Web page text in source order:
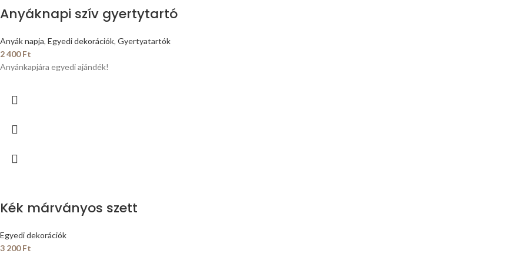
Anyáknapi szív gyertytartó
Anyák napja, Egyedi dekorációk, Gyertyatartók
2 400Ft
Anyánkapjára egyedi ajándék!
Kék márványos szett
Egyedi dekorációk
3 200Ft